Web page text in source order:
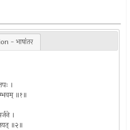
- भाषांतर
।
॥१॥
।
॥२॥